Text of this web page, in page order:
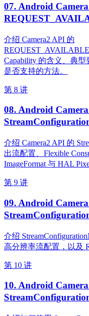
07. Android
介绍 Camera2 API 的
Capability 的含义、典型
是否支持的方法。
第 8 讲
08. Android
介绍 Camera2 API 的
出流配置、Flexible
ImageFormat 与 HAL
第 9 讲
09. Android
介绍
高分辨率流配置，以及
第 10 讲
10. Android